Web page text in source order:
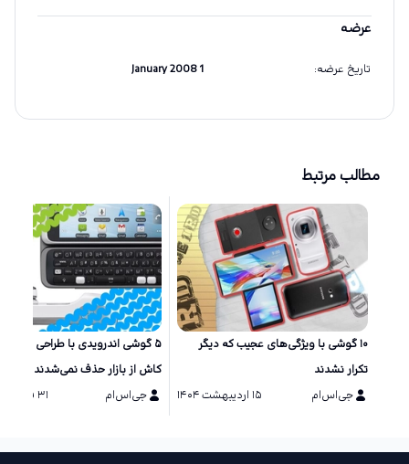
عرضه
تاریخ عرضه:
1 January 2008
مطالب مرتبط
۱۰ گوشی‌ با ویژگی‌های عجیب که دیگر
تکرار نشدند
جی‌اس‌ام
۱۵ اردیبهشت ۱۴۰۴
۵ گوشی اندرویدی با طراحی خاص
کاش از بازار حذف نمی‌شدند
جی‌اس‌ام
۳۱ فروردین ۱۴۰۴